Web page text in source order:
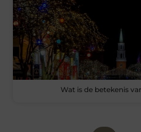
Wat is de betekenis